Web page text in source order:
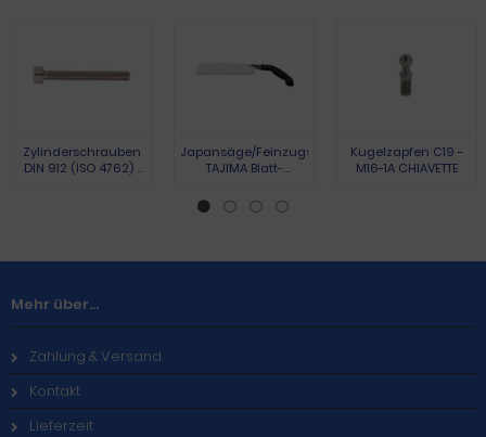
Zylinderschrauben
DIN 912 (ISO 4762) |
Japansäge/Feinzugsäge
TAJIMA Blatt-
L.440mm
Pistolengriff TAJIMA
Kugelzapfen C19 -
M16-1A CHIAVETTE
Mehr über...
Zahlung & Versand
Kontakt
Lieferzeit